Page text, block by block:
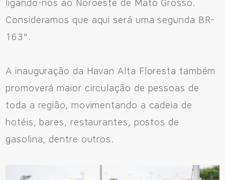
ligando-nos ao Noroeste de Mato Grosso.
Consideramos que aqui será uma segunda BR-
163".
A inauguração da Havan Alta Floresta também
promoverá maior circulação de pessoas de
toda a região, movimentando a cadeia de
hotéis, bares, restaurantes, postos de
gasolina, dentre outros.